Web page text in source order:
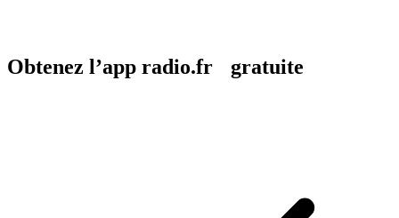
Obtenez l’app radio.fr gratuite